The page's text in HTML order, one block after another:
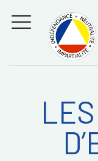
Régler
entre
la
MENU
Recherche